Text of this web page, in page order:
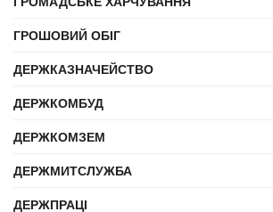
ГРОШОВИЙ ОБІГ
ДЕРЖКАЗНАЧЕЙСТВО
ДЕРЖКОМБУД
ДЕРЖКОМЗЕМ
ДЕРЖМИТСЛУЖБА
ДЕРЖПРАЦІ